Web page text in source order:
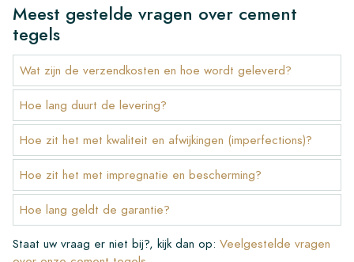
Meest gestelde vragen over cement
tegels
Wat zijn de verzendkosten en hoe wordt geleverd?
Hoe lang duurt de levering?
Hoe zit het met kwaliteit en afwijkingen (imperfections)?
Hoe zit het met impregnatie en bescherming?
Hoe lang geldt de garantie?
Staat uw vraag er niet bij?, kijk dan op: Veelgestelde vragen